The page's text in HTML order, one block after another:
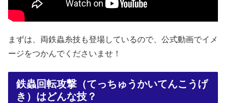
まずは、両鉄蟲糸技も登場しているので、公式動画でイメ
ージをつかんでくださいませ！
鉄蟲回転攻撃（てっちゅうかいてんこうげ
き）はどんな技？